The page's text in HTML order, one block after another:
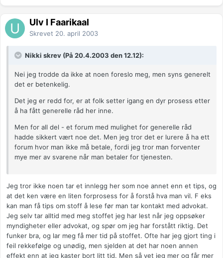
Ulv I Faarikaal
Skrevet 20. april 2003
Nikki skrev (På 20.4.2003 den 12.12):
Nei jeg trodde da ikke at noen foreslo meg, men syns generelt
det er betenkelig.
Det jeg er redd for, er at folk setter igang en dyr prosess etter
å ha fått generelle råd her inne.
Men for all del - et forum med mulighet for generelle råd
hadde sikkert vært noe det. Men jeg tror det er lurere å ha ett
forum hvor man ikke må betale, fordi jeg tror man forventer
mye mer av svarene når man betaler for tjenesten.
Jeg tror ikke noen tar et innlegg her som noe annet enn et tips, og
at det ken være en liten forprosess for å forstå hva man vil. F eks
kan man få tips om stoff å lese før man tar kontakt med advokat.
Jeg selv tar alltid med meg stoffet jeg har lest når jeg oppsøker
myndigheter eller advokat, og spør om jeg har forstått riktig. Det
funker bra, og lar meg få mer tid på stoffet. Ofte har jeg gjort ting i
feil rekkefølge og unødig, men sjelden at det har noen annen
effekt enn at jeg kaster bort litt tid. Men så vet jeg mer og får mer